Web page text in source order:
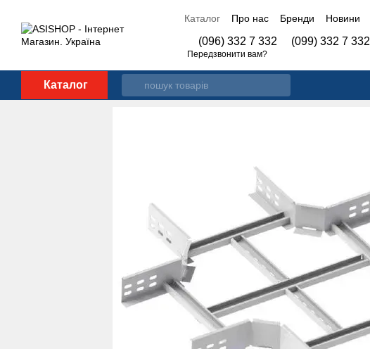
Каталог Про нас Бренди Новини
(096) 332 7 332 (099) 332 7 332
Передзвонити вам?
Каталог